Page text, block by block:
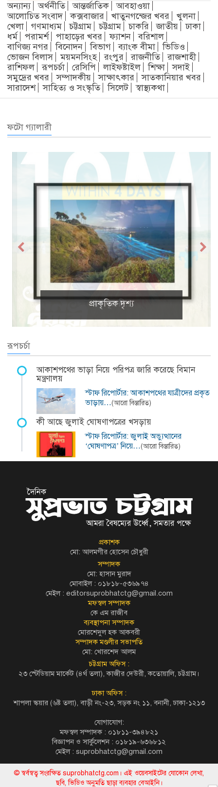
অন্যান্য অর্থনীতি আন্তর্জাতিক
আবহাওয়া
আলোচিত সংবাদ
কক্সবাজার খাতুনগন্জের খবর
খুলনা
খেলা
গণমাধ্যম চট্টগ্রাম চট্টগ্রাম চাকরি জাতীয়
ঢাকা
ধর্ম
পরামর্শ পাহাড়ের খবর ফ্যাশন
বরিশাল
বাণিজ্য নগর
বিনোদন বিভাগ ব্যাংক বীমা
ভিডিও
ভোজন বিলাস
ময়মনসিংহ রংপুর রাজনীতি
রাজশাহী
রাশিফল
রূপচর্চা রেসিপি লাইফষ্টাইল শিক্ষা
সদাই
সমুদ্রের খবর
সম্পাদকীয় সাক্ষাৎকার
সাতকানিয়ার খবর
সারাদেশ
সাহিত্য ও সংস্কৃতি সিলেট স্বাস্থ্যকথা
ফটো গ্যালারী
প্রাকৃতিক দৃশ্য
রূপচর্চা
আকাশপথের ভাড়া নিয়ে পরিপত্র জারি করেছে বিমান
মন্ত্রণালয়
স্টাফ রিপোর্টার: আকাশপথের যাত্রীদের প্রকৃত
ভাড়ায়…(আরো বিস্তারিত)
কী আছে জুলাই ঘোষণাপত্রের খসড়ায়
স্টাফ রিপোর্টার: জুলাই অভ্যুত্থানের
‘ঘোষণাপত্র’ নিয়ে…(আরো বিস্তারিত)
প্রকাশক
মো: আলমগীর হোসেন চৌধুরী
সম্পাদক
মো: হাসান মুরাদ
মোবাইল : ০১৮১৮-৫৩৬৯৭৪
মেইল : editorsuprobhatctg@gmail.com
মফস্বল সম্পাদক
কে এম রাজীব
ব্যবস্থাপনা সম্পাদক
মোরশেদুল হক আকবরী
সম্পাদক মণ্ডলীর সভাপতি
মো: খোরশেদ আলম
চট্টগ্রাম অফিস :
২৩ স্টেডিয়াম মার্কেট (৪র্থ তলা), কাজীর দেউরী, কতোয়ালি, চট্টগ্রাম।
ঢাকা অফিস :
শাপলা স্কয়ার (৬ষ্ট তলা), বাড়ী নং-২৩, সড়ক নং ১১, বনানী, ঢাকা-১২১৩
যোগাযোগ:
মফস্বল সম্পাদক : ০১৮১১-৩৯৪৮২১
বিজ্ঞাপন ও সার্কুলেশন : ০১৮১৯-৬৩৬৮১২
মেইল : suprobhatctg@gmail.com
© স্বর্বস্বত্ব সংরক্ষিত suprobhatctg.com। এই ওয়েবসাইটের যোকোন লেখা,
ছবি, ভিডিও অনুমতি ছাড়া ব্যবহার বেআইনি।